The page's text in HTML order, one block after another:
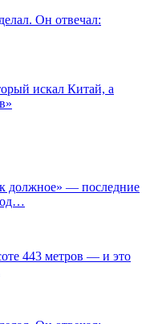
Он отвечал:
искал Китай, а
должное» — последние
443 метров — и это